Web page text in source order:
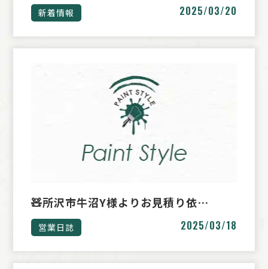
新着情報 2025/03/20
🧸所沢市牛沼Y様よりお見積り依…
営業日誌 2025/03/18